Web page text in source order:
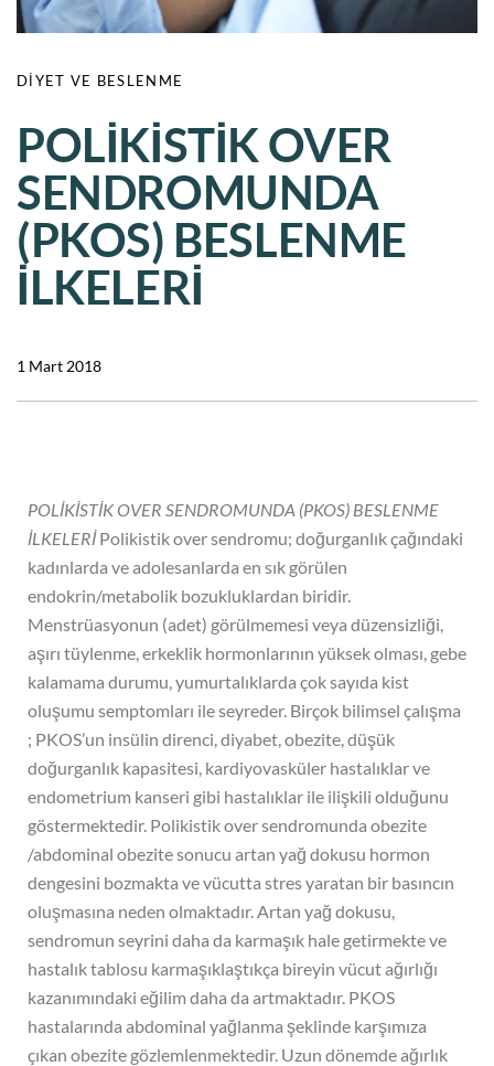
DIYET VE BESLENME
POLİKİSTİK OVER
SENDROMUNDA
(PKOS) BESLENME
İLKELERİ
1 Mart 2018
POLİKİSTİK OVER SENDROMUNDA (PKOS) BESLENME
İLKELERİPolikistik over sendromu; doğurganlık çağındaki
kadınlarda ve adolesanlarda en sık görülen
endokrin/metabolik bozukluklardan biridir.
Menstrüasyonun (adet) görülmemesi veya düzensizliği,
aşırı tüylenme, erkeklik hormonlarının yüksek olması, gebe
kalamama durumu, yumurtalıklarda çok sayıda kist
oluşumu semptomları ile seyreder. Birçok bilimsel çalışma
; PKOS’un insülin direnci, diyabet, obezite, düşük
doğurganlık kapasitesi, kardiyovasküler hastalıklar ve
endometrium kanseri gibi hastalıklar ile ilişkili olduğunu
göstermektedir. Polikistik over sendromunda obezite
/abdominal obezite sonucu artan yağ dokusu hormon
dengesini bozmakta ve vücutta stres yaratan bir basıncın
oluşmasına neden olmaktadır. Artan yağ dokusu,
sendromun seyrini daha da karmaşık hale getirmekte ve
hastalık tablosu karmaşıklaştıkça bireyin vücut ağırlığı
kazanımındaki eğilim daha da artmaktadır. PKOS
hastalarında abdominal yağlanma şeklinde karşımıza
çıkan obezite gözlemlenmektedir. Uzun dönemde ağırlık